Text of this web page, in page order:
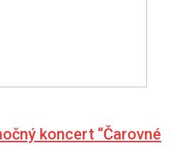
koncert “Čarovné